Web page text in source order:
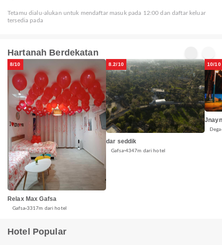
Tetamu dialu-alukan untuk mendaftar masuk pada 12:00 dan daftar keluar
tersedia pada
Hartanah Berdekatan
8/10
Relax Max Gafsa
Gafsa 3317m dari hotel
8.2/10
dar seddik
Gafsa 4347m dari hotel
10/10
Hotel Popular